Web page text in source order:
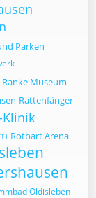
Parken
Ranke Museum
Rattenfänger
Klinik
Rotbart Arena
Oldisleben